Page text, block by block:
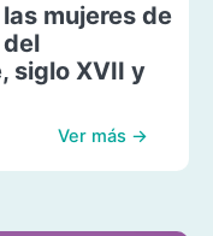
mujeres de
siglo XVII y
Ver más →